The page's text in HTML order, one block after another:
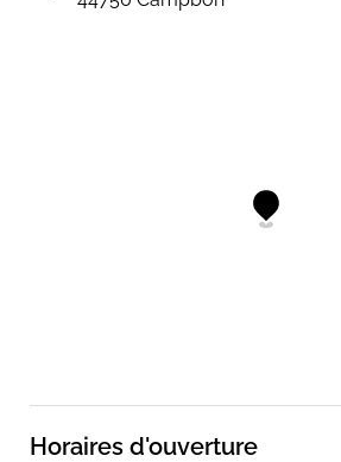
Horaires d'ouverture